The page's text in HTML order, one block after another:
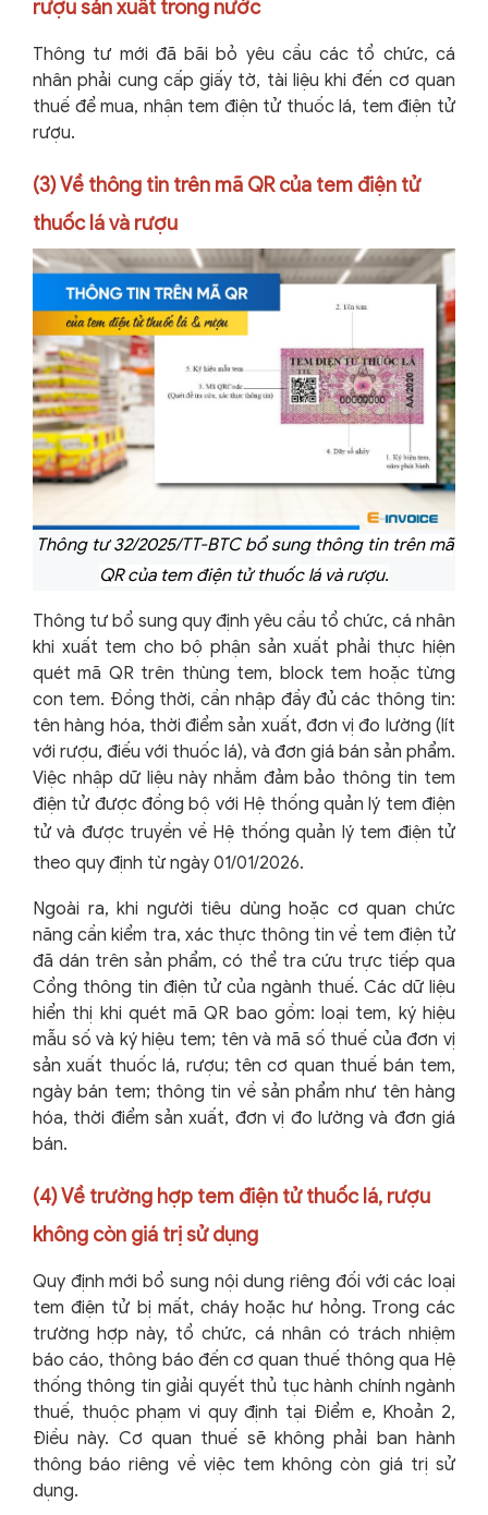
rượu sản xuất trong nước
Thông tư mới đã bãi bỏ yêu cầu các tổ chức, cá
nhân phải cung cấp giấy tờ, tài liệu khi đến cơ quan
thuế để mua, nhận tem điện tử thuốc lá, tem điện tử
rượu.
(3) Về thông tin trên mã QR của tem điện tử
thuốc lá và rượu
Thông tư 32/2025/TT-BTC bổ sung thông tin trên mã
QR của tem điện tử thuốc lá và rượu.
Thông tư bổ sung quy định yêu cầu tổ chức, cá nhân
khi xuất tem cho bộ phận sản xuất phải thực hiện
quét mã QR trên thùng tem, block tem hoặc từng
con tem. Đồng thời, cần nhập đầy đủ các thông tin:
tên hàng hóa, thời điểm sản xuất, đơn vị đo lường (lít
với rượu, điếu với thuốc lá), và đơn giá bán sản phẩm.
Việc nhập dữ liệu này nhằm đảm bảo thông tin tem
điện tử được đồng bộ với Hệ thống quản lý tem điện
tử và được truyền về Hệ thống quản lý tem điện tử
theo quy định từ ngày 01/01/2026.
Ngoài ra, khi người tiêu dùng hoặc cơ quan chức
năng cần kiểm tra, xác thực thông tin về tem điện tử
đã dán trên sản phẩm, có thể tra cứu trực tiếp qua
Cổng thông tin điện tử của ngành thuế. Các dữ liệu
hiển thị khi quét mã QR bao gồm: loại tem, ký hiệu
mẫu số và ký hiệu tem; tên và mã số thuế của đơn vị
sản xuất thuốc lá, rượu; tên cơ quan thuế bán tem,
ngày bán tem; thông tin về sản phẩm như tên hàng
hóa, thời điểm sản xuất, đơn vị đo lường và đơn giá
bán.
(4) Về trường hợp tem điện tử thuốc lá, rượu
không còn giá trị sử dụng
Quy định mới bổ sung nội dung riêng đối với các loại
tem điện tử bị mất, cháy hoặc hư hỏng. Trong các
trường hợp này, tổ chức, cá nhân có trách nhiệm
báo cáo, thông báo đến cơ quan thuế thông qua Hệ
thống thông tin giải quyết thủ tục hành chính ngành
thuế, thuộc phạm vi quy định tại Điểm e, Khoản 2,
Điều này. Cơ quan thuế sẽ không phải ban hành
thông báo riêng về việc tem không còn giá trị sử
dụng.